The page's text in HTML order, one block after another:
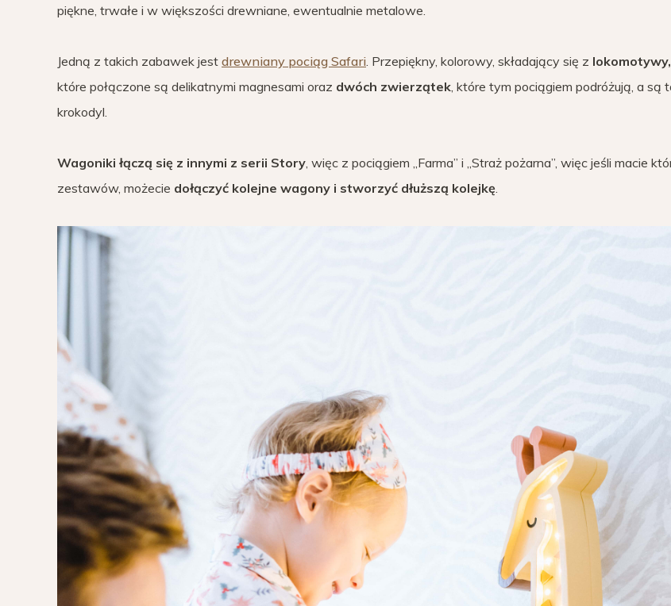
piękne, trwałe i w większości drewniane, ewentualnie metalowe.
Jedną z takich zabawek jest drewniany pociąg Safari . Przepiękny, kolorowy, składający się z
które połączone są delikatnymi magnesami oraz dwóch zwierzątek , które tym pociągiem podróżują, a są
krokodyl.
Wagoniki łączą się z innymi z serii Story , więc z pociągiem „Farma” i „Straż pożarna”, więc jeśli macie
zestawów, możecie dołączyć kolejne wagony i stworzyć dłuższą kolejkę